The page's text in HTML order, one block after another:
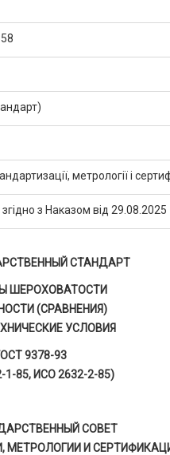
метрології і
з Наказом від
СТАНДАРТ
ШЕРОХОВАТОСТИ
(СРАВНЕНИЯ)
УСЛОВИЯ
9378-93
1-85, ИСО 2632-2-85)
СОВЕТ
МЕТРОЛОГИИ И